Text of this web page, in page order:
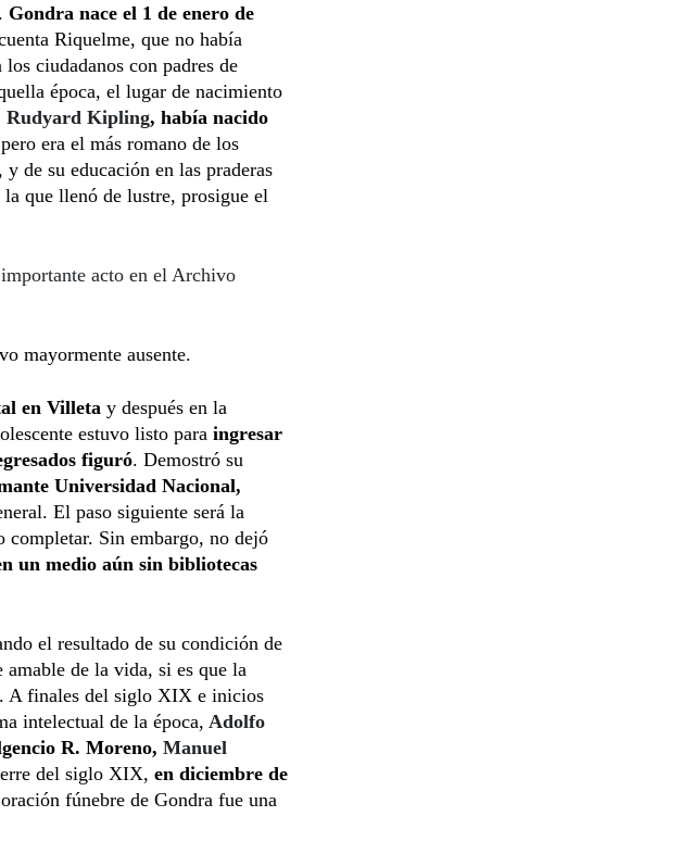
Gondra nace el 1 de enero de
Riquelme, que no había
ciudadanos con padres de
época, el lugar de nacimiento
Rudyard Kipling, había nacido
era el más romano de los
de su educación en las praderas
que llenó de lustre, prosigue el
acto en el Archivo
mayormente ausente.
en Villeta y después en la
estuvo listo para ingresar
figuró. Demostró su
Universidad Nacional,
El paso siguiente será la
completar. Sin embargo, no dejó
un medio aún sin bibliotecas
el resultado de su condición de
de la vida, si es que la
A finales del siglo XIX e inicios
intelectual de la época, Adolfo
R. Moreno, Manuel
del siglo XIX, en diciembre de
fúnebre de Gondra fue una